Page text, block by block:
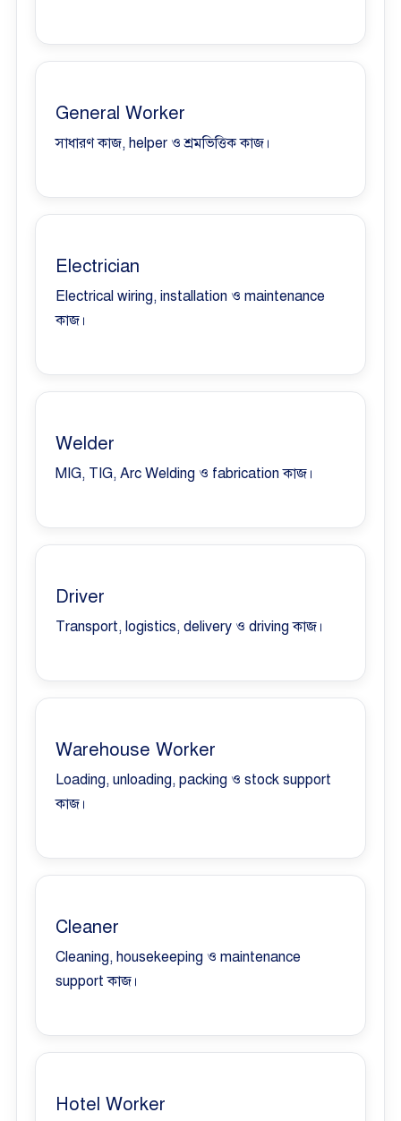
General Worker
সাধারণ কাজ, helper ও শ্রমভিত্তিক কাজ।
Electrician
Electrical wiring, installation ও maintenance
কাজ।
Welder
MIG, TIG, Arc Welding ও fabrication কাজ।
Driver
Transport, logistics, delivery ও driving কাজ।
Warehouse Worker
Loading, unloading, packing ও stock support
কাজ।
Cleaner
Cleaning, housekeeping ও maintenance
support কাজ।
Hotel Worker